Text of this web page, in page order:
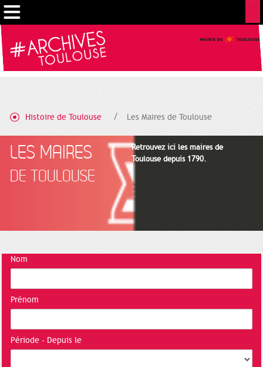
Histoire de Toulouse Les Maires de Toulouse
LES MAIRES
DE TOULOUSE
Retrouvez ici les maires de
Toulouse depuis 1790.
Nom
Prénom
Période - Depuis le
Gestion de vos préférences sur les cookies